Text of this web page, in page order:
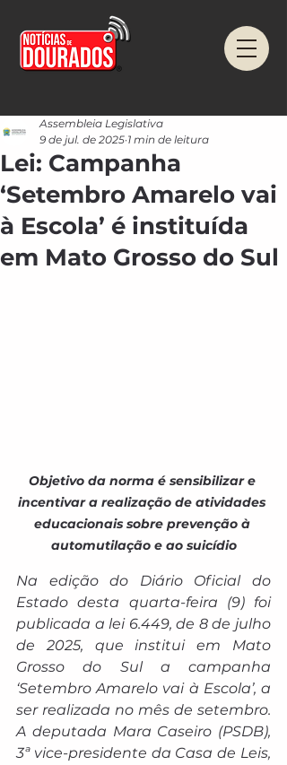
Lei: Campanha
‘Setembro Amarelo vai
à Escola’ é instituída
em Mato Grosso do Sul
Assembleia Legislativa
9 de jul. de 2025 1 min de leitura
Objetivo da norma é sensibilizar e
incentivar a realização de atividades
educacionais sobre prevenção à
automutilação e ao suicídio
Na edição do Diário Oficial do
Estado desta quarta-feira (9) foi
publicada a lei 6.449, de 8 de julho
de 2025, que institui em Mato
Grosso do Sul a campanha
‘Setembro Amarelo vai à Escola’, a
ser realizada no mês de setembro.
A deputada Mara Caseiro (PSDB),
3ª vice-presidente da Casa de Leis,